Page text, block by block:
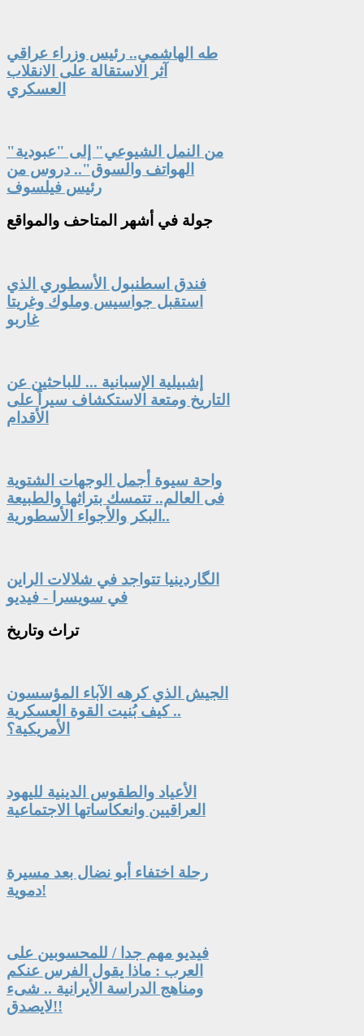
طه الهاشمي.. رئيس وزراء عراقي
آثر الاستقالة على الانقلاب
العسكري
"من النمل الشيوعي" إلى "عبودية
الهواتف والسوق".. دروس من
رئيس فيلسوف
جولة في أشهر المتاحف والمواقع
فندق اسطنبول الأسطوري الذي
استقبل جواسيس وملوك وغريتا
غاربو
إشبيلية الإسبانية ... للباحثين عن
التاريخ ومتعة الاستكشاف سيراً على
الأقدام
واحة سيوة أجمل الوجهات الشتوية
فى العالم.. تتمسك بتراثها والطبيعة
البكر والأجواء الأسطورية..
الگاردينيا تتواجد في شلالات الراين
في سويسرا - فيديو
تراث وتاريخ
الجيش الذي كرهه الآباء المؤسسون
.. كيف بُنيت القوة العسكرية
الأمريكية؟
الأعياد والطقوس الدينية لليهود
العراقيين وانعكاساتها الاجتماعية
رحلة اختفاء أبو نضال بعد مسيرة
دموية!
فيديو مهم جدا / للمحسوبين على
العرب : ماذا يقول الفرس عنكم
ومناهج الدراسة الأيرانية .. شىء
لايصدق!!